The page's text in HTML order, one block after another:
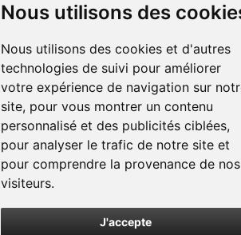
Nous utilisons des
Nous utilisons des cookies et d'autres
technologies de suivi pour améliorer
votre expérience de navigation sur
site, pour vous montrer un contenu
personnalisé et des publicités ciblées,
pour analyser le trafic de notre site et
pour comprendre la provenance de nos
visiteurs.
J'accepte